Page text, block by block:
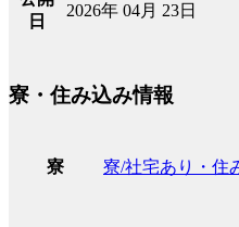
日
2026年 04月 23日
寮・住み込み情報
寮 寮/社宅あり・住